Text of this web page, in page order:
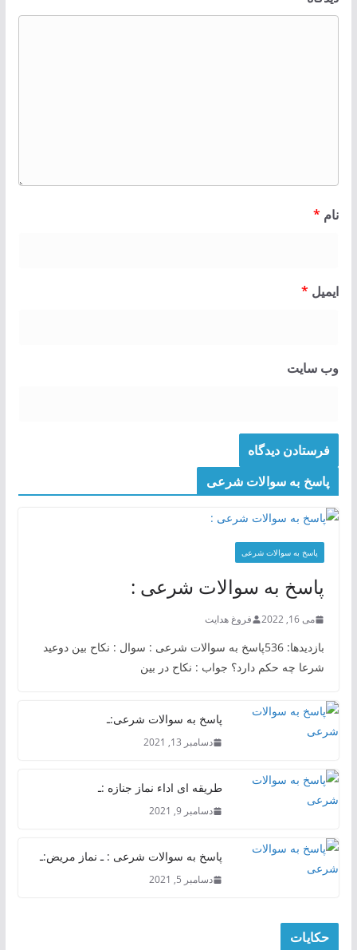
نام *
ایمیل *
وب‌ سایت
پاسخ به سوالات شرعی
پاسخ به سوالات شرعی
پاسخ به سوالات شرعی :
می 16, 2022 فروغ هدایت
بازدیدها: 536پاسخ به سوالات شرعی : سوال : نکاح بین دوعید
شرعا چه حکم دارد؟ جواب : نکاح در بین
پاسخ به سوالات شرعی:ـ
دسامبر 13, 2021
طریقه ای اداء نماز جنازه :ـ
دسامبر 9, 2021
پاسخ به سوالات شرعی : ـ نماز مریض:ـ
دسامبر 5, 2021
حکایات